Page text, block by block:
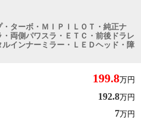
ターボ・ＭＩＰＩＬＯＴ・純正ナ
両側パワスラ・ＥＴＣ・前後ドラレ
インナーミラー・ＬＥＤヘッド・障
199.8万円
192.8万円
7万円